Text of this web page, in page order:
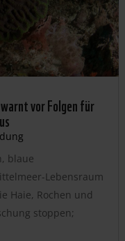
vor Folgen für
blaue
Lebensraum
Haie, Rochen und
stoppen;